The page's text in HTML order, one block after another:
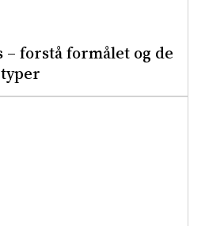
– forstå formålet og de